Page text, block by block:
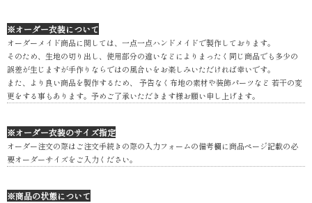
※オーダー衣装について
オーダーメイド商品に関しては、一点一点ハンドメイドで製作しております。
そのため、生地の切り出し、使用部分の違いなどによりまったく同じ商品でも多少の
誤差が生じますが手作りならではの風合いをお楽しみいただければ幸いです。
また、より良い商品を製作するため、 予告なく布地の素材や装飾パーツなど 若干の変
更をする事もあります。予めご了承いただきます様お願い申し上げます。
※オーダー衣装のサイズ指定
オーダー注文の際はご注文手続きの際の入力フォームの備考欄に商品ページ記載の必
要オーダーサイズをご入力ください。
※商品の状態について